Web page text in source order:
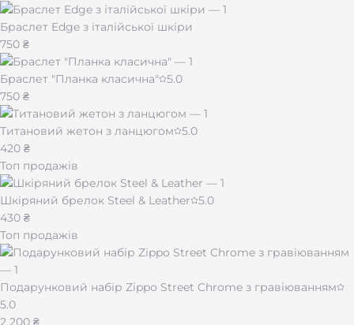
Ми спеціалізуємося на професійному гравіюванні на
металі. Ви можете нанести:
ім’я чи ініціали;
особисту фразу;
логотип або символ.
Це перетворить Clipper Jet Metal Black Matt на
унікальний подарунок, який запам’ятається на роки.
Де купити
Онлайн — з доставкою по всій Україні.
ТРЦ Глобал, B1000
Браслет Edge з італійської шкіри
750 ₴
Браслет "Планка класична"
5.0
750 ₴
Титановий жетон з ланцюгом
5.0
420 ₴
Топ продажів
Шкіряний брелок Steel & Leather
5.0
430 ₴
Топ продажів
Подарунковий набір Zippo Street Chrome з гравіюванням
5.0
2 200 ₴